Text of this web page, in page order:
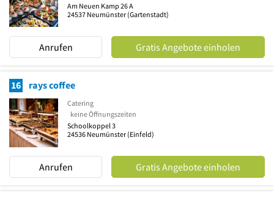
Am Neuen Kamp 26 A
24537 Neumünster(Gartenstadt)
Anrufen Gratis Angebote einholen
16 rays coffee
Catering
keine Öffnungszeiten
Schoolkoppel 3
24536 Neumünster(Einfeld)
Anrufen Gratis Angebote einholen